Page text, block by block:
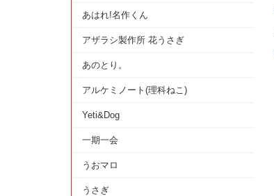
あはれ!名作くん
アザラシ製作所 花うさぎ
あのとり。
アルケミノート(理科ねこ)
Yeti&Dog
一期一会
うおマロ
うさぎ